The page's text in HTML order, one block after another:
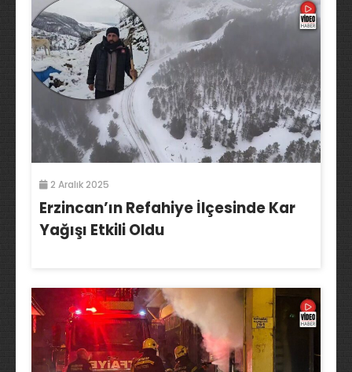
2 Aralık 2025
Erzincan’ın Refahiye İlçesinde Kar
Yağışı Etkili Oldu